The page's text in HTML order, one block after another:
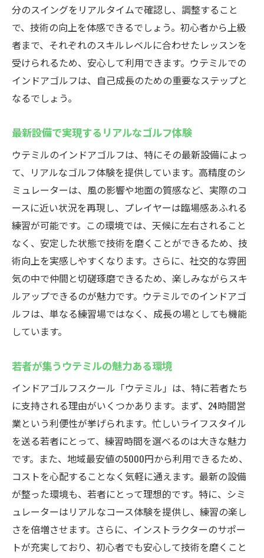
分のスイングをリアルタイムで確認し、調整すること
で、技術の向上を体感できるでしょう。初心者から上級
者まで、それぞれのスキルレベルに合わせたレッスンを
受けられるため、安心して利用できます。ウテミルでの
インドアゴルフは、自己成長のための重要なステップと
なるでしょう。
最新設備で実現するリアルなゴルフ体験
ウテミルのインドアゴルフは、特にその最新設備によっ
て、リアルなゴルフ体験を提供しています。高精度のシ
ミュレーターは、風の影響や地面の質感など、実際のコ
ースに近い状況を再現し、プレイヤーは臨場感あふれる
練習が可能です。この環境では、天候に左右されること
なく、安定した状態で技術を磨くことができるため、技
術向上を実感しやすくなります。さらに、社交的な雰囲
気の中で仲間と切磋琢磨できるため、楽しみながらスキ
ルアップできるのが魅力です。ウテミルでのインドアゴ
ルフは、単なる練習場ではなく、成長の場としても機能
しています。
若者が集うウテミルの魅力ある環境
インドアゴルフスクール「ウテミル」は、特に若者たち
に支持される理由がいくつかあります。まず、24時間営
業という利便性が挙げられます。忙しいライフスタイル
を送る若者にとって、練習時間を選べるのは大きな魅力
です。また、地域最安値の5000円から利用できるため、
コストを心配することなく気軽に通えます。最新の設備
が整った環境も、若者にとって理想的です。特に、シミ
ュレーターはリアルなコース体験を提供し、練習の楽し
さを倍増させます。さらに、インストラクターのサポー
トが充実しており、初心者でも安心して技術を磨くこと